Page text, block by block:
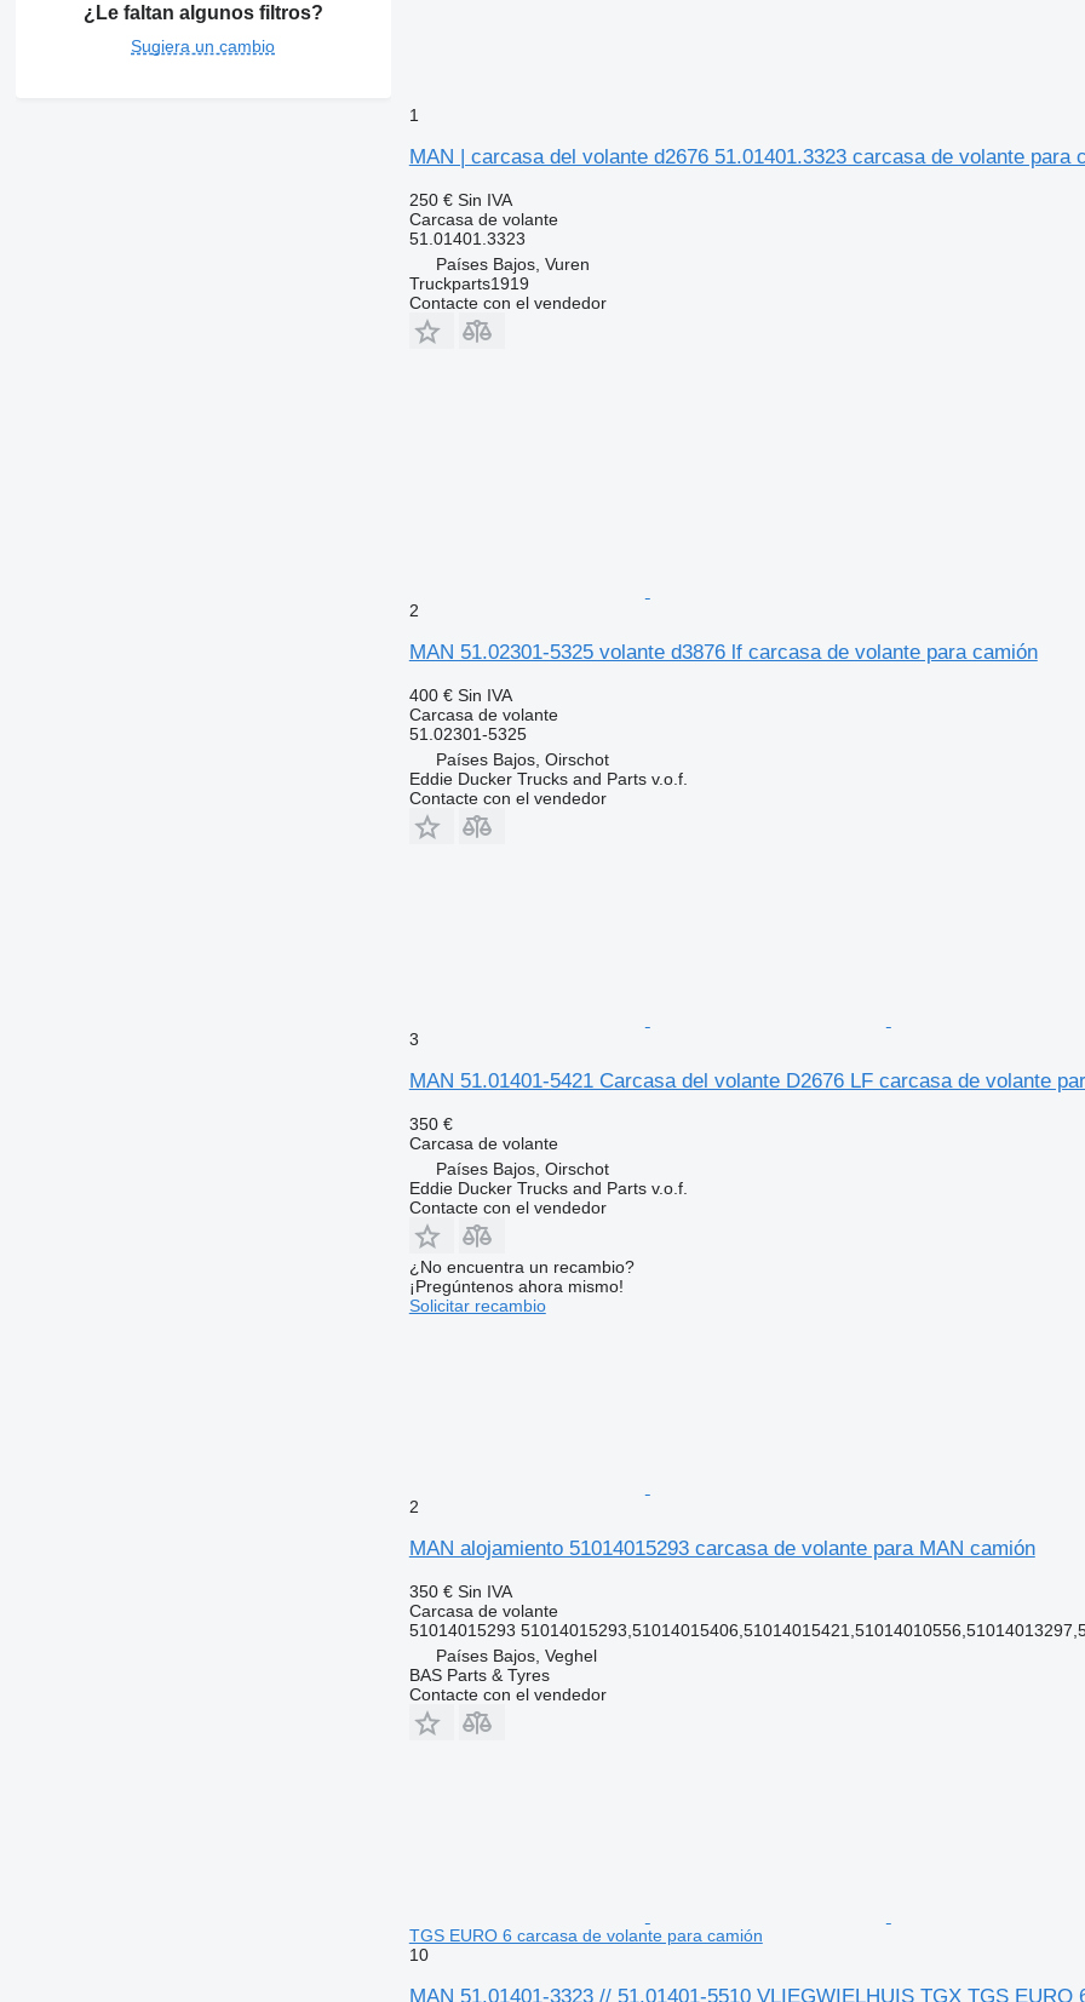
¿Le faltan algunos filtros?
Sugiera un cambio
1
MAN | carcasa del volante d2676 51.01401.3323 carcasa de volante para
250 € Sin IVA
Carcasa de volante
51.01401.3323
Países Bajos, Vuren
Truckparts1919
Contacte con el vendedor
2
MAN 51.02301-5325 volante d3876 lf carcasa de volante para camión
400 € Sin IVA
Carcasa de volante
51.02301-5325
Países Bajos, Oirschot
Eddie Ducker Trucks and Parts v.o.f.
Contacte con el vendedor
3
MAN 51.01401-5421 Carcasa del volante D2676 LF carcasa de volante
350 €
Carcasa de volante
Países Bajos, Oirschot
Eddie Ducker Trucks and Parts v.o.f.
Contacte con el vendedor
¿No encuentra un recambio?
¡Pregúntenos ahora mismo!
Solicitar recambio
2
MAN alojamiento 51014015293 carcasa de volante para MAN camión
350 € Sin IVA
Carcasa de volante
51014015293
Países Bajos, Veghel
BAS Parts & Tyres
Contacte con el vendedor
TGS EURO 6 carcasa de volante para camión
10
MAN 51.01401-3323 // 51.01401-5510 VLIEGWIELHUIS TGX TGS